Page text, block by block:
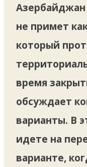
Азербайджан
не примет
который
время
обсуждает
варианты. В
идете на
варианте,